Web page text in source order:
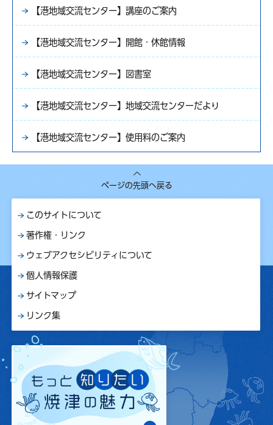
【港地域交流センター】講座のご案内
【港地域交流センター】開館・休館情報
【港地域交流センター】図書室
【港地域交流センター】地域交流センターだより
【港地域交流センター】使用料のご案内
ページの先頭へ戻る
このサイトについて
著作権・リンク
ウェブアクセシビリティについて
個人情報保護
サイトマップ
リンク集